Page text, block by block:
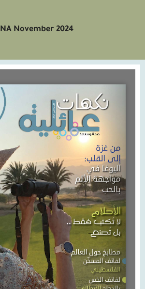
NA November 2024